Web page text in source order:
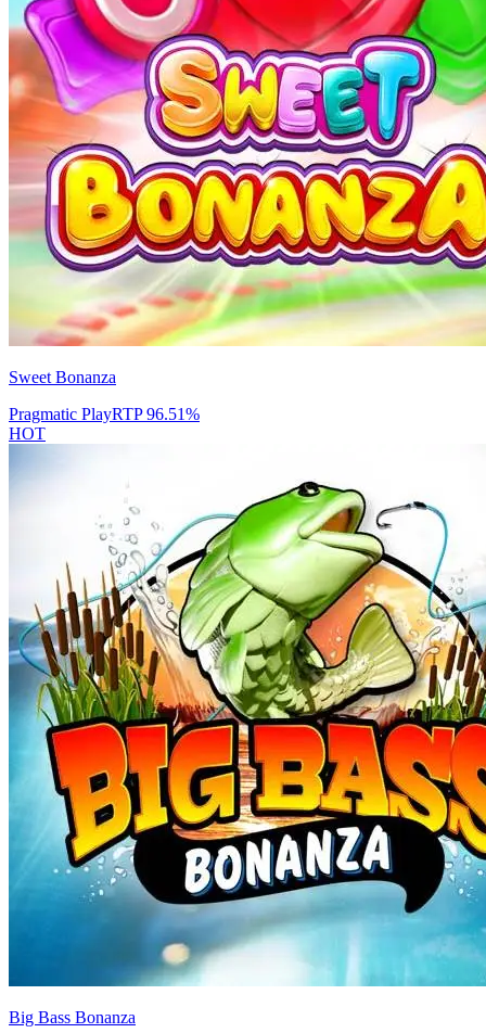
Sweet Bonanza
Pragmatic PlayRTP96.51%
HOT
Big Bass Bonanza